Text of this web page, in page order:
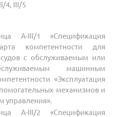
4, III/5
A-III/1 «Спецификация
компетентности для
с обслуживаемым или
машинным
«Эксплуатация
механизмов и
управления».
A-III/2 «Спецификация